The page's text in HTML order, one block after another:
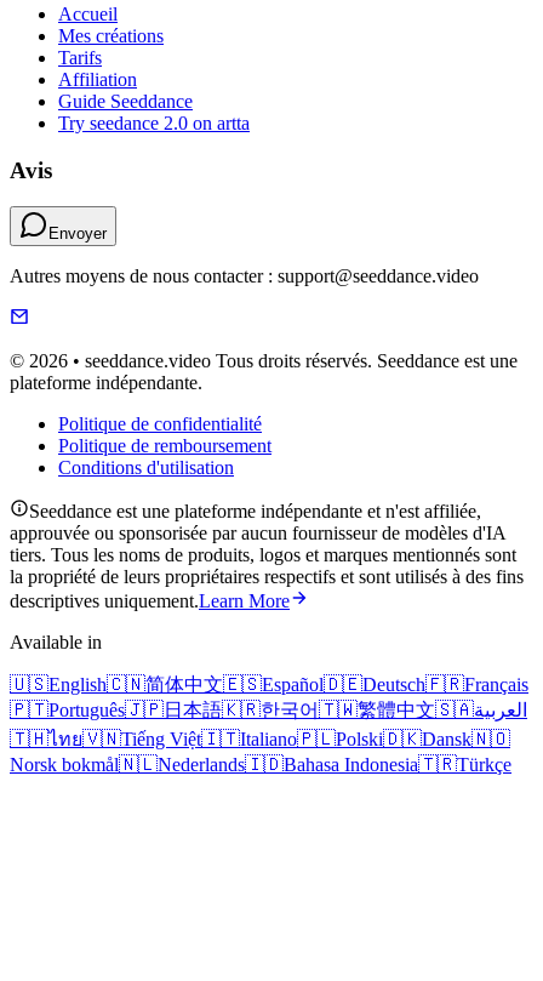
Accueil
Mes créations
Tarifs
Affiliation
Guide Seeddance
Try seedance 2.0 on artta
Avis
Envoyer
Autres moyens de nous contacter : support@seeddance.video
© 2026 • seeddance.video Tous droits réservés. Seeddance est une
plateforme indépendante.
Politique de confidentialité
Politique de remboursement
Conditions d'utilisation
Seeddance est une plateforme indépendante et n'est affiliée,
approuvée ou sponsorisée par aucun fournisseur de modèles d'IA
tiers. Tous les noms de produits, logos et marques mentionnés sont
la propriété de leurs propriétaires respectifs et sont utilisés à des fins
descriptives uniquement.Learn More
Available in
🇺🇸English🇨🇳简体中文🇪🇸Español🇩🇪Deutsch🇫🇷Français
🇵🇹Português🇯🇵日本語🇰🇷한국어🇹🇼繁體中文🇸🇦العربية
🇹🇭ไทย🇻🇳Tiếng Việt🇮🇹Italiano🇵🇱Polski🇩🇰Dansk🇳🇴
Norsk bokmål🇳🇱Nederlands🇮🇩Bahasa Indonesia🇹🇷Türkçe